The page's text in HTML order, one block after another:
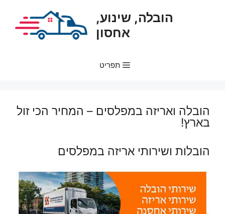
הובלה, שינוע,
אחסון
תפריט
הובלה ואריזה במפלסים – המחיר הכי זול
בארץ!
הובלות ושירותי אריזה במפלסים